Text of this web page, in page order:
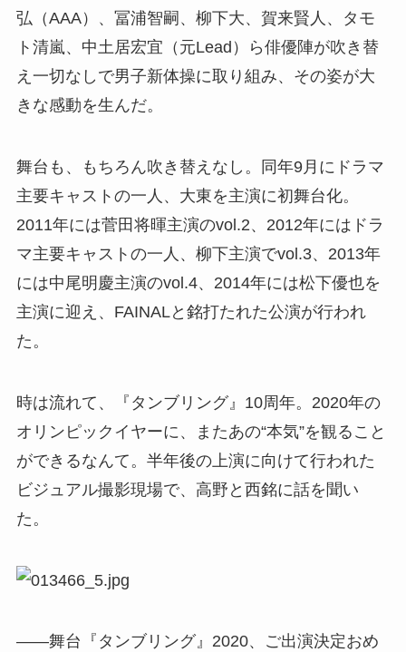
弘（AAA）、冨浦智嗣、柳下大、賀来賢人、タモ
ト清嵐、中土居宏宜（元Lead）ら俳優陣が吹き替
え一切なしで男子新体操に取り組み、その姿が大
きな感動を生んだ。
舞台も、もちろん吹き替えなし。同年9月にドラマ
主要キャストの一人、大東を主演に初舞台化。
2011年には菅田将暉主演のvol.2、2012年にはドラ
マ主要キャストの一人、柳下主演でvol.3、2013年
には中尾明慶主演のvol.4、2014年には松下優也を
主演に迎え、FAINALと銘打たれた公演が行われ
た。
時は流れて、『タンブリング』10周年。2020年の
オリンピックイヤーに、またあの“本気”を観ること
ができるなんて。半年後の上演に向けて行われた
ビジュアル撮影現場で、高野と西銘に話を聞い
た。
――舞台『タンブリング』2020、ご出演決定おめ